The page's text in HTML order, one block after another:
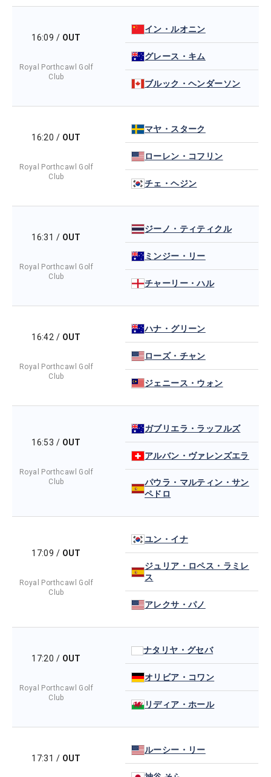
16:09 / OUT
Royal Porthcawl Golf
Club
イン・ルオニン
グレース・キム
ブルック・ヘンダーソン
16:20 / OUT
Royal Porthcawl Golf
Club
マヤ・スターク
ローレン・コフリン
チェ・ヘジン
16:31 / OUT
Royal Porthcawl Golf
Club
ジーノ・ティティクル
ミンジー・リー
チャーリー・ハル
16:42 / OUT
Royal Porthcawl Golf
Club
ハナ・グリーン
ローズ・チャン
ジェニース・ウォン
16:53 / OUT
Royal Porthcawl Golf
Club
ガブリエラ・ラッフルズ
アルバン・ヴァレンズエラ
パウラ・マルティン・サン
ペドロ
17:09 / OUT
Royal Porthcawl Golf
Club
ユン・イナ
ジュリア・ロペス・ラミレ
ス
アレクサ・パノ
17:20 / OUT
Royal Porthcawl Golf
Club
ナタリヤ・グセバ
オリビア・コワン
リディア・ホール
17:31 / OUT
ルーシー・リー